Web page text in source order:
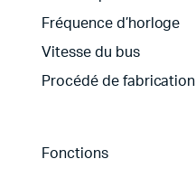
Fréquence d’horloge
Vitesse du bus
Procédé de fabrication
Fonctions